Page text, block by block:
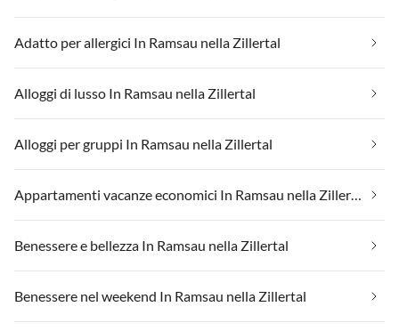
Adatto per allergici In Ramsau nella Zillertal
Alloggi di lusso In Ramsau nella Zillertal
Alloggi per gruppi In Ramsau nella Zillertal
Appartamenti vacanze economici In Ramsau nella Zillertal
Benessere e bellezza In Ramsau nella Zillertal
Benessere nel weekend In Ramsau nella Zillertal